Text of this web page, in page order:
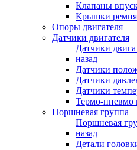
Клапаны
Крышки
Опоры двигателя
Датчики двигателя
Датчики
назад
Датчики
Датчики
Датчики
Термо-пневмо
Поршневая группа
Поршневая
назад
Детали